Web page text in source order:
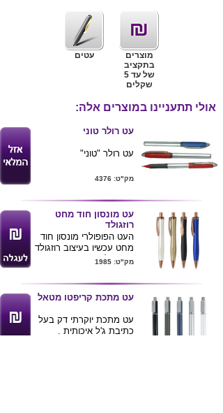
מוצרים
בתקציב
של עד 5
שקלים
עטים
אולי תתעניינו במוצרים אלה:
עט רולר טוני
עט רולר "טוני"
מק"ט: 4376
עט מונסון חוד מחט
רוזגולד
העט הפופולרי מונסון חוד
מחט עכשיו בעיצוב רוזגולד
עשוי פלסטיק עם אביזרי
איכותית .
מגיע בצבעים לפי תמונה
ניתן להדפיס לוגו ע"ג
העטים .
מק"ט: 1985
עט מתכת קריפטו מטאל
עט מתכת יוקרתי דק בעל
כתיבת ג'ל איכותית .